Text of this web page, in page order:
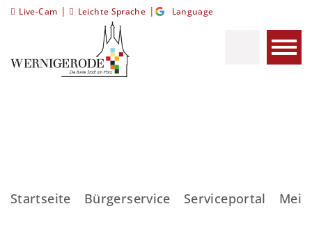
Live-Cam | Leichte Sprache | Language
Startseite Bürgerservice Serviceportal